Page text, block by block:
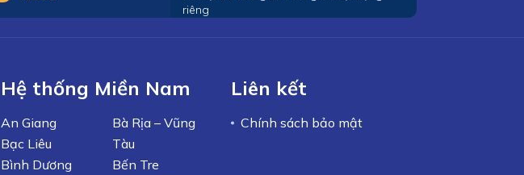
riêng
Hệ thống Miền Nam
An Giang
Bạc Liêu
Bình Dương
Bà Rịa – Vũng
Tàu
Bến Tre
Liên kết
Chính sách bảo mật